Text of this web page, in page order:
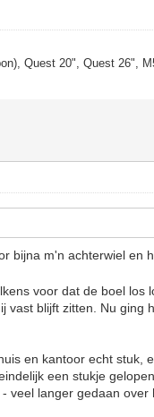
Quest 20", Quest 26",
bijna m'n achterwiel en
voor dat de boel los
blijft zitten. Nu ging
en kantoor echt stuk,
een stukje
veel langer gedaan